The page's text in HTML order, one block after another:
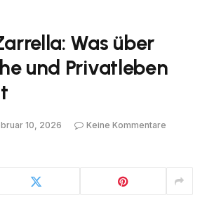
Was über
und Privatleben
10, 2026
Keine Kommentare